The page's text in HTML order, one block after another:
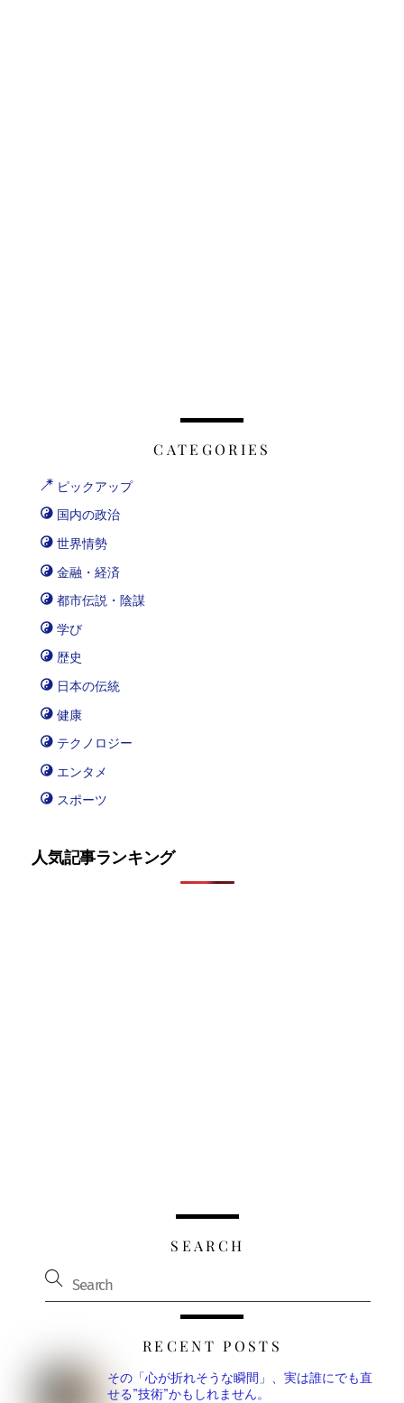
CATEGORIES
ピックアップ
国内の政治
世界情勢
金融・経済
都市伝説・陰謀
学び
歴史
日本の伝統
健康
テクノロジー
エンタメ
スポーツ
人気記事ランキング
SEARCH
RECENT POSTS
その「心が折れそうな瞬間」、実は誰にでも直
せる”技術”かもしれません。